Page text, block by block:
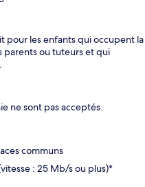
pour les enfants qui occupent la
parents ou tuteurs et qui
ne sont pas acceptés.
communs
: 25 Mb/s ou plus)*